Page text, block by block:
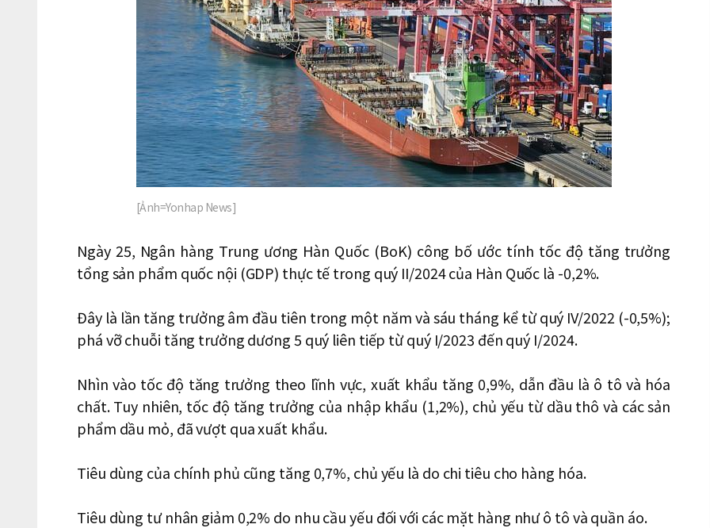
[Ảnh=Yonhap News]
Ngày 25, Ngân hàng Trung ương Hàn Quốc (BoK) công bố ước tính tốc độ tăng trưởng
tổng sản phẩm quốc nội (GDP) thực tế trong quý II/2024 của Hàn Quốc là -0,2%.
Đây là lần tăng trưởng âm đầu tiên trong một năm và sáu tháng kể từ quý IV/2022 (-0,5%);
phá vỡ chuỗi tăng trưởng dương 5 quý liên tiếp từ quý I/2023 đến quý I/2024.
Nhìn vào tốc độ tăng trưởng theo lĩnh vực, xuất khẩu tăng 0,9%, dẫn đầu là ô tô và hóa
chất. Tuy nhiên, tốc độ tăng trưởng của nhập khẩu (1,2%), chủ yếu từ dầu thô và các sản
phẩm dầu mỏ, đã vượt qua xuất khẩu.
Tiêu dùng của chính phủ cũng tăng 0,7%, chủ yếu là do chi tiêu cho hàng hóa.
Tiêu dùng tư nhân giảm 0,2% do nhu cầu yếu đối với các mặt hàng như ô tô và quần áo.